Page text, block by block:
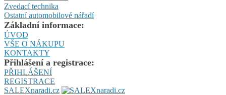
Zvedací technika
Ostatní automobilové nářadí
Základní informace:
ÚVOD
VŠE O NÁKUPU
KONTAKTY
Přihlášení a registrace:
PŘIHLÁŠENÍ
REGISTRACE
SALEXnaradi.cz